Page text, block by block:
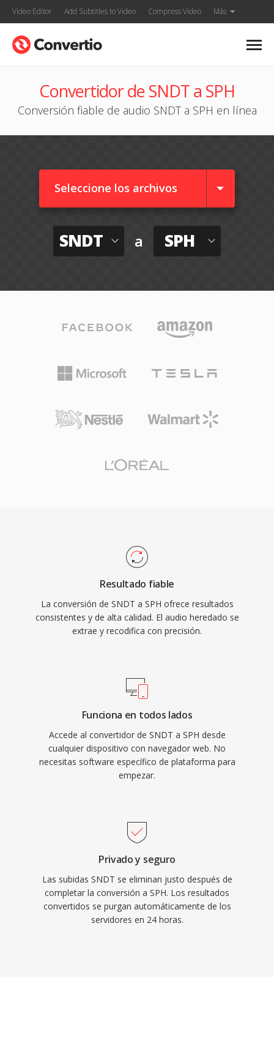
Video Editor Add Subtitles to Video Compress Video Más
Convertidor de SNDT a SPH
Conversión fiable de audio SNDT a SPH en línea
Seleccione los archivos
SNDT a SPH
Resultado fiable
La conversión de SNDT a SPH ofrece resultados
consistentes y de alta calidad. El audio heredado se
extrae y recodifica con precisión.
Funciona en todos lados
Accede al convertidor de SNDT a SPH desde
cualquier dispositivo con navegador web. No
necesitas software específico de plataforma para
empezar.
Privado y seguro
Las subidas SNDT se eliminan justo después de
completar la conversión a SPH. Los resultados
convertidos se purgan automáticamente de los
servidores en 24 horas.